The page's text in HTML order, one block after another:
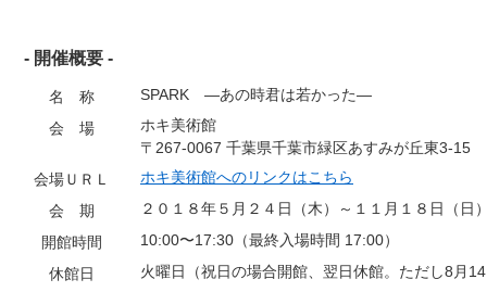
- 開催概要 -
名 称
SPARK ―あの時君は若かった―
会 場
ホキ美術館
〒267-0067 千葉県千葉市緑区あすみが丘東3-15
会場ＵＲＬ
ホキ美術館へのリンクはこちら
会 期
２０１８年５月２４日（木）～１１月１８日（日
開館時間
10:00〜17:30（最終入場時間 17:00）
休館日
火曜日（祝日の場合開館、翌日休館。ただし8月